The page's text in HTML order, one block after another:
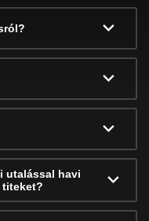
utalással havi
titeket?